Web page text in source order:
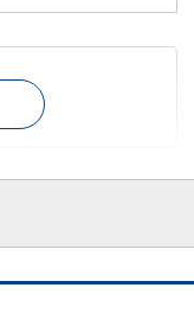
レスポンスが早い